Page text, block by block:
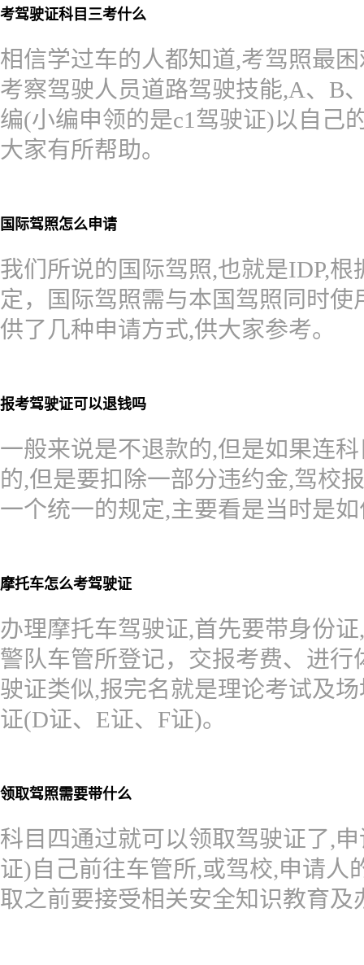
考驾驶证科目三考什么
相信学过车的人都知道,考驾照最
考察驾驶人员道路驾驶技能,A、B
编(小编申领的是c1驾驶证)以自己
大家有所帮助。
国际驾照怎么申请
我们所说的国际驾照,也就是IDP,
定，国际驾照需与本国驾照同时
供了几种申请方式,供大家参考。
报考驾驶证可以退钱吗
一般来说是不退款的,但是如果连
的,但是要扣除一部分违约金,驾校
一个统一的规定,主要看是当时是
摩托车怎么考驾驶证
办理摩托车驾驶证,首先要带身份
警队车管所登记，交报考费、进
驶证类似,报完名就是理论考试及
证(D证、E证、F证)。
领取驾照需要带什么
科目四通过就可以领取驾驶证了,
证)自己前往车管所,或驾校,申请人
取之前要接受相关安全知识教育及